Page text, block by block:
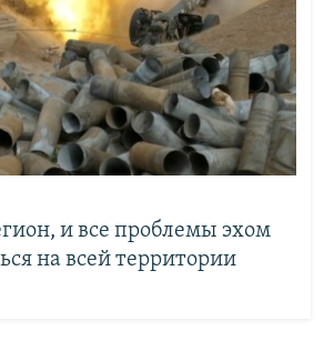
и все проблемы эхом
на всей территории